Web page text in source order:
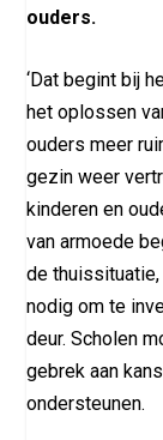
ouders.
‘Dat begint bij
het oplossen
ouders meer
gezin weer
kinderen en
van armoede
de
nodig om te
deur. Scholen
gebrek aan
ondersteunen.